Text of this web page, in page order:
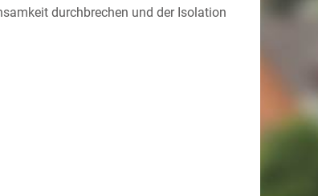
durchbrechen und der Isolation